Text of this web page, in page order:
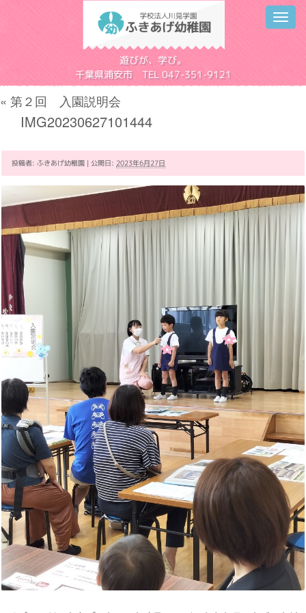
遊びが、学び。
千葉県浦安市 TEL 047-351-9121
« 第２回 入園説明会
IMG20230627101444
投稿者: ふきあげ幼稚園 | 公開日: 2023年6月27日